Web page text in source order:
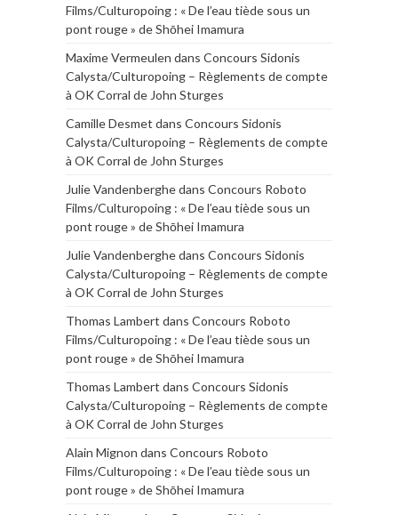
Films/Culturopoing : « De l’eau tiède sous un
pont rouge » de Shōhei Imamura
Maxime Vermeulen dans Concours Sidonis
Calysta/Culturopoing – Règlements de compte
à OK Corral de John Sturges
Camille Desmet dans Concours Sidonis
Calysta/Culturopoing – Règlements de compte
à OK Corral de John Sturges
Julie Vandenberghedans Concours Roboto
Films/Culturopoing : « De l’eau tiède sous un
pont rouge » de Shōhei Imamura
Julie Vandenberghedans Concours Sidonis
Calysta/Culturopoing – Règlements de compte
à OK Corral de John Sturges
Thomas Lambert dans Concours Roboto
Films/Culturopoing : « De l’eau tiède sous un
pont rouge » de Shōhei Imamura
Thomas Lambert dans Concours Sidonis
Calysta/Culturopoing – Règlements de compte
à OK Corral de John Sturges
Alain Mignon dans Concours Roboto
Films/Culturopoing : « De l’eau tiède sous un
pont rouge » de Shōhei Imamura